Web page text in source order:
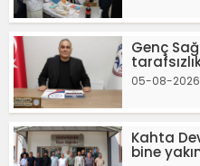
Genç
05-08-
Kahta
bine